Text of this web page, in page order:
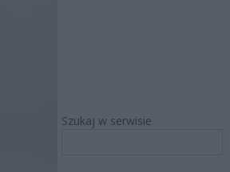
Szukaj w serwisie